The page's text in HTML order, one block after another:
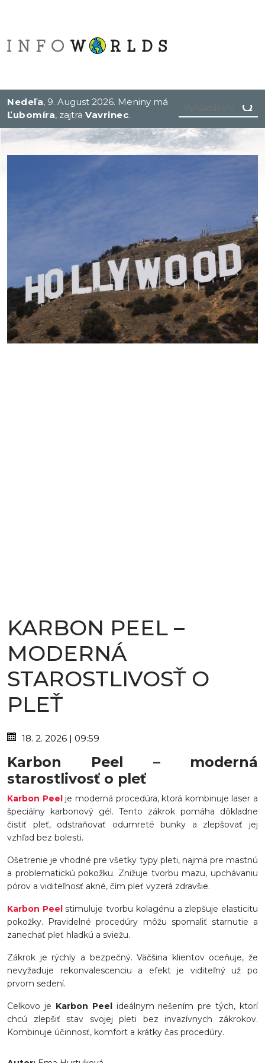
Nedeľa, 9. August 2026. Meniny má
Ľubomíra, zajtra Vavrinec.
KARBON PEEL –
MODERNÁ
STAROSTLIVOSŤ O
PLEŤ
18. 2. 2026 | 09:59
Karbon Peel – moderná
starostlivosť o pleť
Karbon Peel je moderná procedúra, ktorá kombinuje laser a
špeciálny karbonový gél. Tento zákrok pomáha dôkladne
čistiť pleť, odstraňovať odumreté bunky a zlepšovať jej
vzhľad bez bolesti.
Ošetrenie je vhodné pre všetky typy pleti, najmä pre mastnú
a problematickú pokožku. Znižuje tvorbu mazu, upchávaniu
pórov a viditeľnosť akné, čím pleť vyzerá zdravšie.
Karbon Peelstimuluje tvorbu kolagénu a zlepšuje elasticitu
pokožky. Pravidelné procedúry môžu spomaliť starnutie a
zanechať pleť hladkú a sviežu.
Zákrok je rýchly a bezpečný. Väčšina klientov oceňuje, že
nevyžaduje rekonvalescenciu a efekt je viditeľný už po
prvom sedení.
Celkovo je Karbon Peel ideálnym riešením pre tých, ktorí
chcú zlepšiť stav svojej pleti bez invazívnych zákrokov.
Kombinuje účinnosť, komfort a krátky čas procedúry.